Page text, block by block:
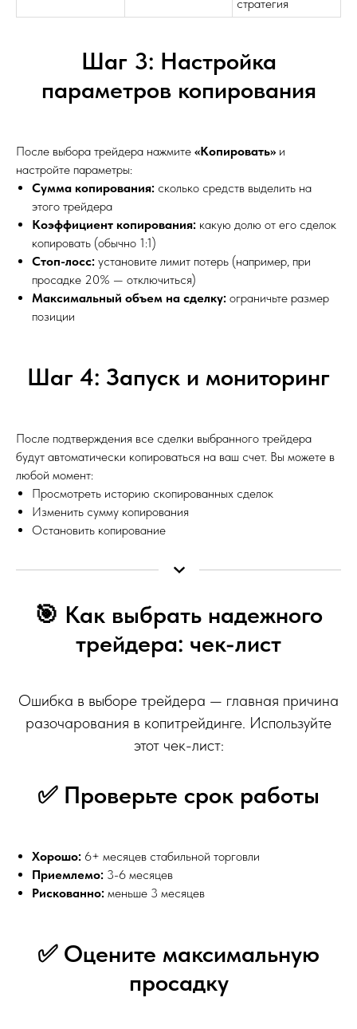
стратегия
Шаг 3: Настройка
параметров копирования
После выбора трейдера нажмите «Копировать» и
настройте параметры:
Сумма копирования: сколько средств выделить на
этого трейдера
Коэффициент копирования: какую долю от его сделок
копировать (обычно 1:1)
Стоп-лосс: установите лимит потерь (например, при
просадке 20% — отключиться)
Максимальный объем на сделку: ограничьте размер
позиции
Шаг 4: Запуск и мониторинг
После подтверждения все сделки выбранного трейдера
будут автоматически копироваться на ваш счет. Вы можете в
любой момент:
Просмотреть историю скопированных сделок
Изменить сумму копирования
Остановить копирование
🎯 Как выбрать надежного
трейдера: чек-лист
Ошибка в выборе трейдера — главная причина
разочарования в копитрейдинге. Используйте
этот чек-лист:
✅ Проверьте срок работы
Хорошо: 6+ месяцев стабильной торговли
Приемлемо: 3-6 месяцев
Рискованно: меньше 3 месяцев
✅ Оцените максимальную
просадку